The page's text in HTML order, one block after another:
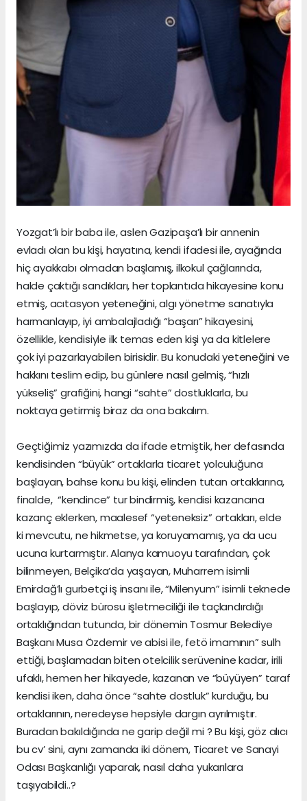
Yozgat’lı bir baba ile, aslen Gazipaşa’lı bir annenin
evladı olan bu kişi, hayatına, kendi ifadesi ile, ayağında
hiç ayakkabı olmadan başlamış, ilkokul çağlarında,
halde çaktığı sandıkları, her toplantıda hikayesine konu
etmiş, acıtasyon yeteneğini, algı yönetme sanatıyla
harmanlayıp, iyi ambalajladığı “başarı” hikayesini,
özellikle, kendisiyle ilk temas eden kişi ya da kitlelere
çok iyi pazarlayabilen birisidir. Bu konudaki yeteneğini ve
hakkını teslim edip, bu günlere nasıl gelmiş, “hızlı
yükseliş” grafiğini, hangi “sahte” dostluklarla, bu
noktaya getirmiş biraz da ona bakalım.
Geçtiğimiz yazımızda da ifade etmiştik, her defasında
kendisinden “büyük” ortaklarla ticaret yolculuğuna
başlayan, bahse konu bu kişi, elinden tutan ortaklarına,
finalde, “kendince” tur bindirmiş, kendisi kazancına
kazanç eklerken, maalesef “yeteneksiz” ortakları, elde
ki mevcutu, ne hikmetse, ya koruyamamış, ya da ucu
ucuna kurtarmıştır. Alanya kamuoyu tarafından, çok
bilinmeyen, Belçika’da yaşayan, Muharrem isimli
Emirdağ’lı gurbetçi iş insanı ile, “Milenyum” isimli teknede
başlayıp, döviz bürosu işletmeciliği ile taçlandırdığı
ortaklığından tutunda, bir dönemin Tosmur Belediye
Başkanı Musa Özdemir ve abisi ile, fetö imamının” sulh
ettiği, başlamadan biten otelcilik serüvenine kadar, irili
ufaklı, hemen her hikayede, kazanan ve “büyüyen” taraf
kendisi iken, daha önce “sahte dostluk” kurduğu, bu
ortaklarının, neredeyse hepsiyle dargın ayrılmıştır.
Buradan bakıldığında ne garip değil mi ? Bu kişi, göz alıcı
bu cv’ sini, aynı zamanda iki dönem, Ticaret ve Sanayi
Odası Başkanlığı yaparak, nasıl daha yukarılara
taşıyabildi..?